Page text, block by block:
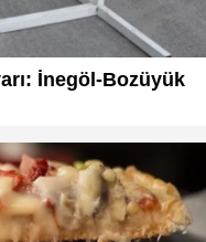
İnegöl-Bozüyük